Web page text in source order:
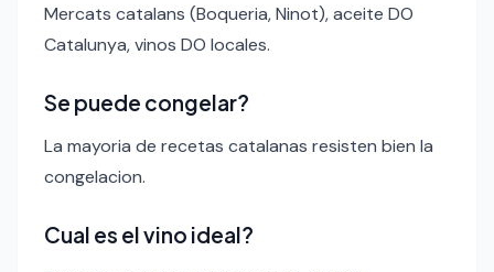
Mercats catalans (Boqueria, Ninot), aceite DO
Catalunya, vinos DO locales.
Se puede congelar?
La mayoria de recetas catalanas resisten bien la
congelacion.
Cual es el vino ideal?